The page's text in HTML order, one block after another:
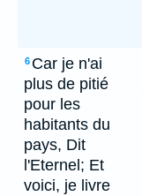
6 Car je n'ai
plus de pitié
pour les
habitants du
pays, Dit
l'Eternel; Et
voici, je livre